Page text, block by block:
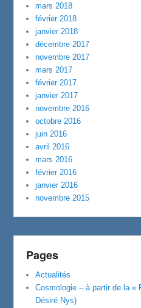
mars 2018
février 2018
janvier 2018
décembre 2017
novembre 2017
mars 2017
février 2017
janvier 2017
novembre 2016
octobre 2016
juin 2016
avril 2016
mars 2016
février 2016
janvier 2016
novembre 2015
Pages
Actualités
Cosmologie – à partir de la «
Désiré Nys)